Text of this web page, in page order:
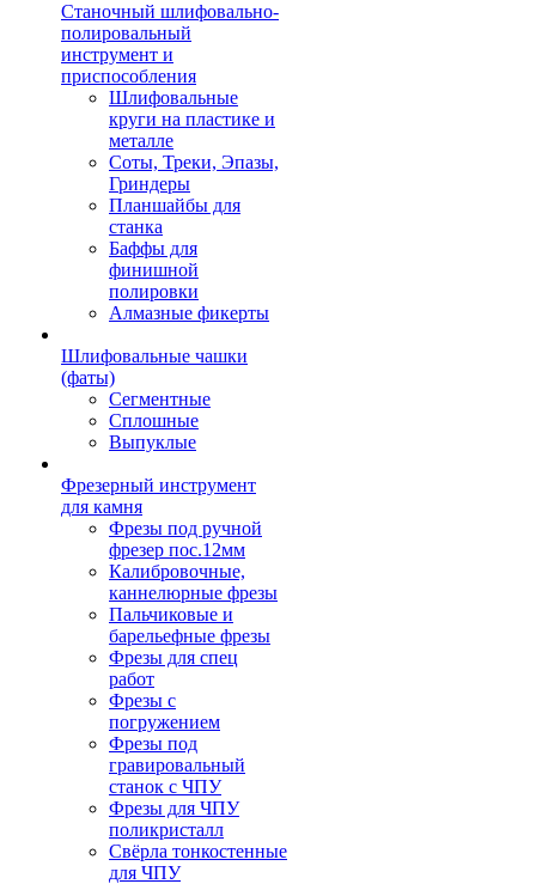
Станочный шлифовально-
полировальный
инструмент и
приспособления
Шлифовальные
круги на пластике и
металле
Соты, Треки, Эпазы,
Гриндеры
Планшайбы для
станка
Баффы для
финишной
полировки
Алмазные фикерты
Шлифовальные чашки
(фаты)
Сегментные
Сплошные
Выпуклые
Фрезерный инструмент
для камня
Фрезы под ручной
фрезер пос.12мм
Калибровочные,
каннелюрные фрезы
Пальчиковые и
барельефные фрезы
Фрезы для спец
работ
Фрезы с
погружением
Фрезы под
гравировальный
станок с ЧПУ
Фрезы для ЧПУ
поликристалл
Свёрла тонкостенные
для ЧПУ